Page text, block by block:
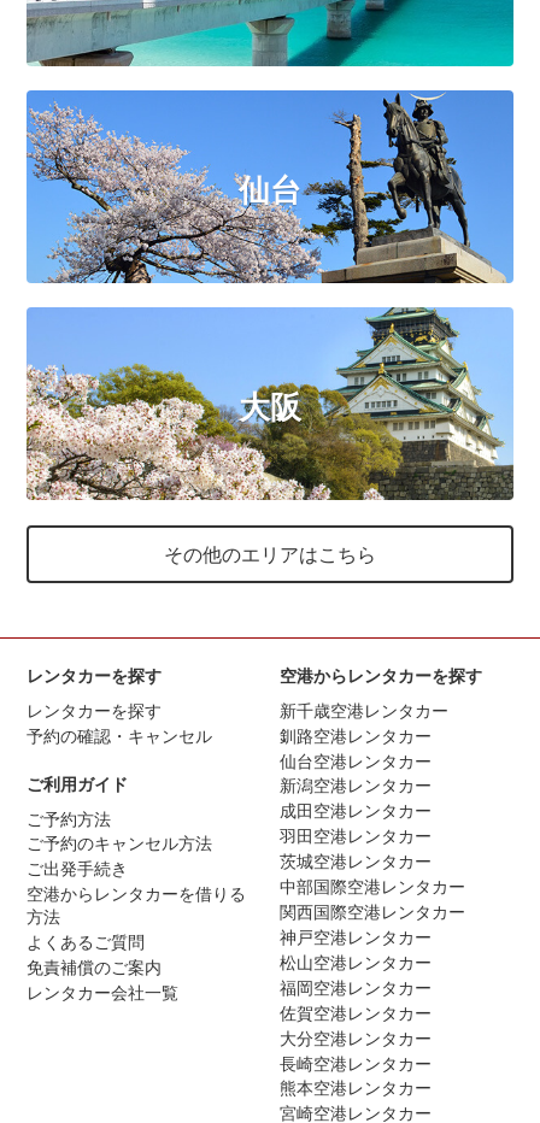
仙台
大阪
その他のエリアはこちら
レンタカーを探す
レンタカーを探す
予約の確認・キャンセル
ご利用ガイド
ご予約方法
ご予約のキャンセル方法
ご出発手続き
空港からレンタカーを借りる
方法
よくあるご質問
免責補償のご案内
レンタカー会社一覧
空港からレンタカーを探す
新千歳空港レンタカー
釧路空港レンタカー
仙台空港レンタカー
新潟空港レンタカー
成田空港レンタカー
羽田空港レンタカー
茨城空港レンタカー
中部国際空港レンタカー
関西国際空港レンタカー
神戸空港レンタカー
松山空港レンタカー
福岡空港レンタカー
佐賀空港レンタカー
大分空港レンタカー
長崎空港レンタカー
熊本空港レンタカー
宮崎空港レンタカー